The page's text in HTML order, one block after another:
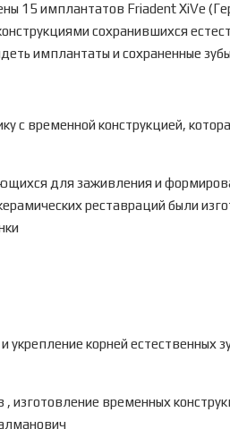
15 имплантатов Friadent XiVe
сохранившихся
имплантаты и сохраненные
с временной конструкцией,
для заживления и
реставраций были
укрепление корней
, изготовление временных